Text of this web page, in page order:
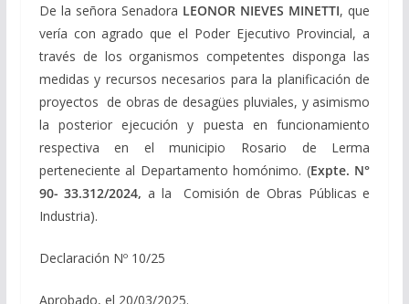
De la señora Senadora LEONOR NIEVES MINETTI, que
vería con agrado que el Poder Ejecutivo Provincial, a
través de los organismos competentes disponga las
medidas y recursos necesarios para la planificación de
proyectos de obras de desagües pluviales, y asimismo
la posterior ejecución y puesta en funcionamiento
respectiva en el municipio Rosario de Lerma
perteneciente al Departamento homónimo. (Expte. N°
90- 33.312/2024, a la Comisión de Obras Públicas e
Industria).
Declaración Nº 10/25
Aprobado, el 20/03/2025.